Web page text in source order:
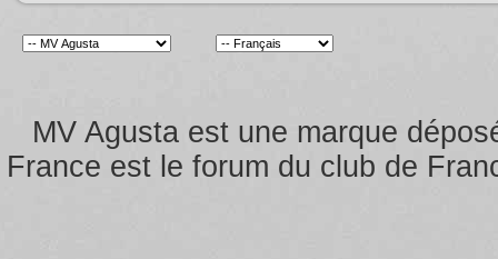
MV Agusta est une marque
France est le forum du club de